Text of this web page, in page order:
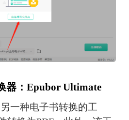
器：Epubor Ultimate
一种电子书转换的工